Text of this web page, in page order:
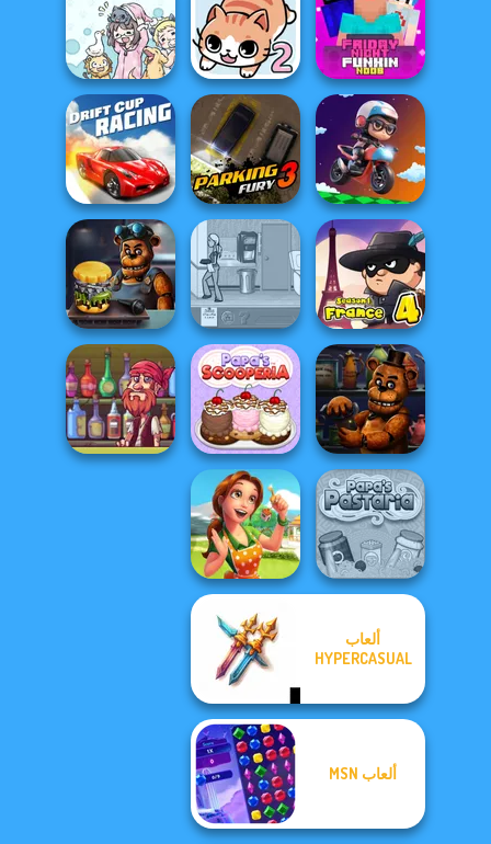
Paper Flight
FNF Music 3D
Friday Night
Funkin vs Big
Bro...
Friday Night
Funkin Noob
Find Cat 2
Find Cat
Moto Boss
Parking Fury 3
Drift Cup Racing
Bob The Robber
4 Season 1: Fra...
The Waitress
FNAF Burger
FNAF Bartender
Papa's
Scooperia
Delicious -
Emily's Home
Sweet...
ألعاب
HYPERCASUAL
ألعاب MSN